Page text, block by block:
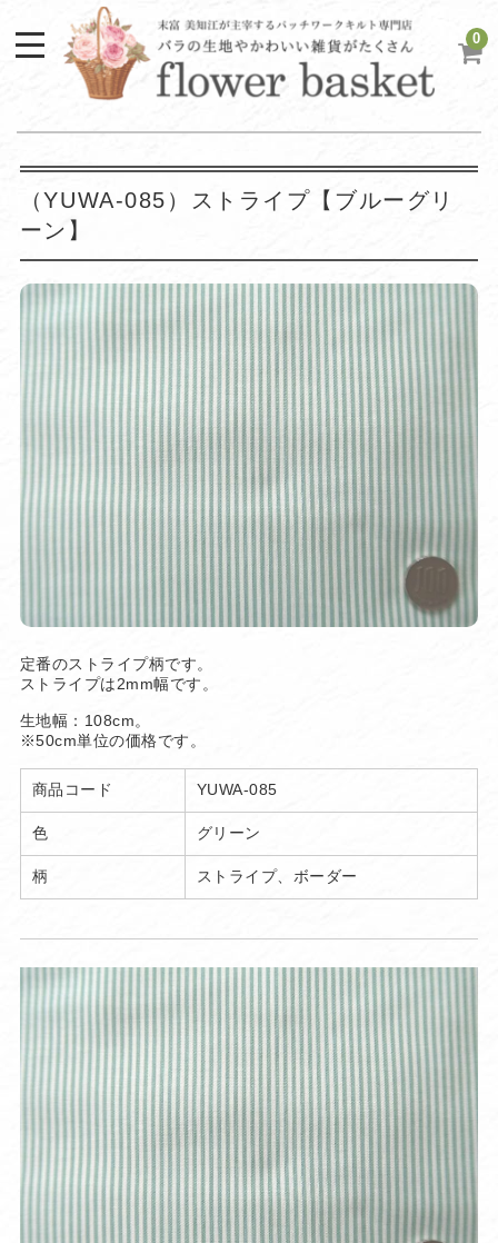
0
（YUWA-085）ストライプ【ブルーグリ
ーン】
定番のストライプ柄です。
ストライプは2mm幅です。
生地幅：108cm。
※50cm単位の価格です。
商品コード YUWA-085
色 グリーン
柄 ストライプ、ボーダー